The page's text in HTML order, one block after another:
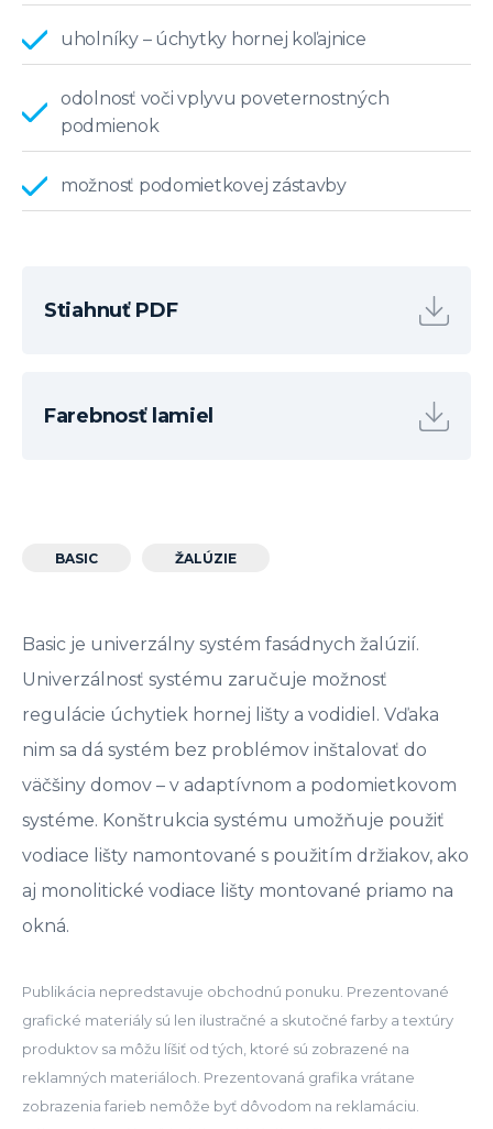
uholníky – úchytky hornej koľajnice
odolnosť voči vplyvu poveternostných
podmienok
možnosť podomietkovej zástavby
Stiahnuť PDF
Farebnosť lamiel
BASIC ŽALÚZIE
Basic je univerzálny systém fasádnych žalúzií.
Univerzálnosť systému zaručuje možnosť
regulácie úchytiek hornej lišty a vodidiel. Vďaka
nim sa dá systém bez problémov inštalovať do
väčšiny domov – v adaptívnom a podomietkovom
systéme. Konštrukcia systému umožňuje použiť
vodiace lišty namontované s použitím držiakov, ako
aj monolitické vodiace lišty montované priamo na
okná.
Publikácia nepredstavuje obchodnú ponuku. Prezentované
grafické materiály sú len ilustračné a skutočné farby a textúry
produktov sa môžu líšiť od tých, ktoré sú zobrazené na
reklamných materiáloch. Prezentovaná grafika vrátane
zobrazenia farieb nemôže byť dôvodom na reklamáciu.